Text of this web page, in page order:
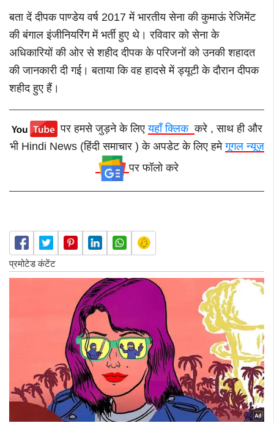
बता दें दीपक पाण्डेय वर्ष 2017 में भारतीय सेना की कुमाऊं रेजिमेंट
की बंगाल इंजीनियरिंग में भर्ती हुए थे। रविवार को सेना के
अधिकारियों की ओर से शहीद दीपक के परिजनों को उनकी शहादत
की जानकारी दी गई। बताया कि वह हादसे में ड्यूटी के दौरान दीपक
शहीद हुए हैं।
पर हमसे जुड़ने के लिएयहाँ क्लिककरे , साथ ही और
भी Hindi News (हिंदी समाचार ) के अपडेट के लिए हमेगूगल न्यूज़
पर फॉलो करे